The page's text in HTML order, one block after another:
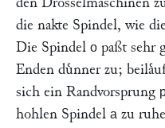
die nakte Spindel, wie
Die Spindel o paßt sehr
Enden duͤnner zu;
sich ein Randvorsprung
hohlen Spindel a zu